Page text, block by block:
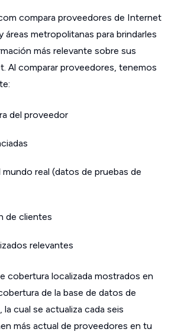
compara proveedores de Internet
áreas metropolitanas para brindarles
más relevante sobre sus
Al comparar proveedores, tenemos
del proveedor
real (datos de pruebas de
de clientes
relevantes
cobertura localizada mostrados en
de la base de datos de
cual se actualiza cada seis
más actual de proveedores en tu